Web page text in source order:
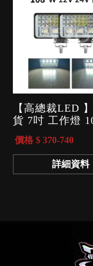
【高總裁LED
貨 7吋 工作燈
12~24V 白光
燈 聚散光 防水
霧燈
價格 $ 370-740
詳細資料